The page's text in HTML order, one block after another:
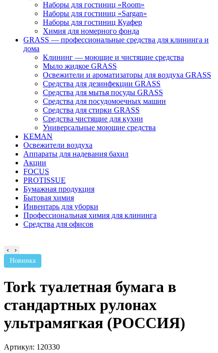
Наборы для гостиниц «Room»
Наборы для гостиниц «Sargan»
Наборы для гостиниц Куафер
Химия для номерного фонда
GRASS — профессиональные средства для клининга и
дома
Клининг — моющие и чистящие средства
Мыло жидкое GRASS
Освежители и ароматизаторы для воздуха GRASS
Средства для дезинфекции GRASS
Средства для мытья посуды GRASS
Средства для посудомоечных машин
Средства для стирки GRASS
Средства чистящие для кухни
Универсальные моющие средства
KEMAN
Освежители воздуха
Аппараты для надевания бахил
Акции
FOCUS
PROTISSUE
Бумажная продукция
Бытовая химия
Инвентарь для уборки
Профессиональная химия для клининга
Средства для офисов
‹
›
Новинка
Tork туалетная бумага в
стандартных рулонах
ультрамягкая (РОССИЯ)
Артикул: 120330